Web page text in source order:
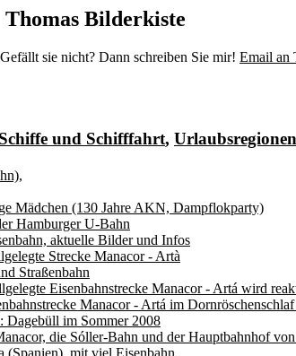
Thomas Bilderkiste
sie nicht? Dann schreiben Sie mir! Email an
und Schifffahrt, Urlaubsregionen
Mädchen (130 Jahre AKN, Dampflokparty)
Hamburger U-Bahn
aktuelle Bilder und Infos
Strecke Manacor - Artà
Straßenbahn
Eisenbahnstrecke Manacor - Artá wird
Manacor - Artá im
Dagebüll im Sommer 2008
die Sóller-Bahn und der Hauptbahnhof